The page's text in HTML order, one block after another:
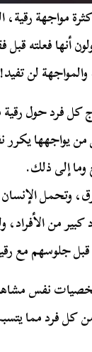
مواجهة
أنها فعلته قبل
لن تفيد!
كل فرد حول
يكرر
وما إلى ذلك.
وتحمل
من الأفراد،
جلوسهم مع
نفس
كل فرد مما